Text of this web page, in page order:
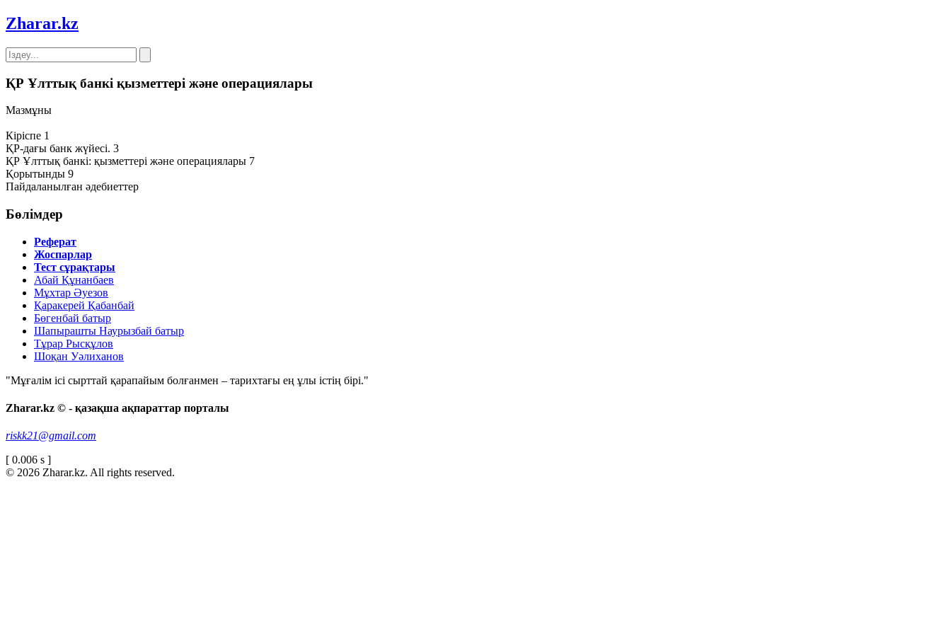
Zharar.kz
ҚР Ұлттық банкі қызметтері және операциялары
Мазмұны
Кіріспе 1
ҚР-дағы банк жүйесі. 3
ҚР Ұлттық банкі: қызметтері және операциялары 7
Қорытынды 9
Пайдаланылған әдебиеттер
Бөлімдер
Реферат
Жоспарлар
Тест сұрақтары
Абай Құнанбаев
Мұхтар Әуезов
Қаракерей Қабанбай
Бөгенбай батыр
Шапырашты Наурызбай батыр
Тұрар Рысқұлов
Шоқан Уәлиханов
"Мұғалім ісі сырттай қарапайым болғанмен – тарихтағы ең ұлы істің бірі."
Zharar.kz © - қазақша ақпараттар порталы
riskk21@gmail.com
[ 0.006 s ]
© 2026 Zharar.kz. All rights reserved.